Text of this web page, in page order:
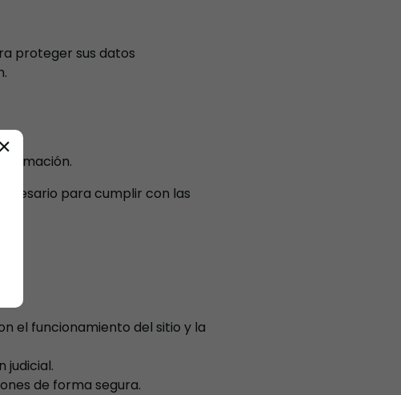
proteger sus datos
para cumplir con las
el funcionamiento del sitio y la
judicial.
de forma segura.
✕